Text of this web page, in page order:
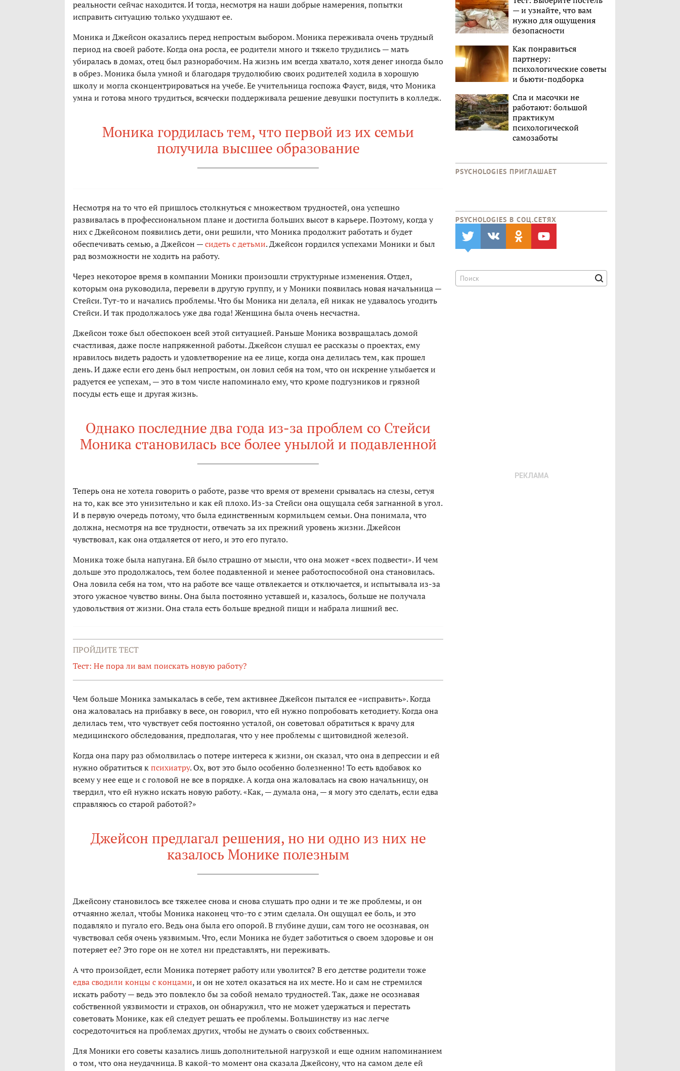
реальности сейчас находится. И тогда, несмотря на наши добрые намерения, попытки
исправить ситуацию только ухудшают ее.
Моника и Джейсон оказались перед непростым выбором. Моника переживала очень трудный
период на своей работе. Когда она росла, ее родители много и тяжело трудились — мать
убиралась в домах, отец был разнорабочим. На жизнь им всегда хватало, хотя денег иногда было
в обрез. Моника была умной и благодаря трудолюбию своих родителей ходила в хорошую
школу и могла сконцентрироваться на учебе. Ее учительница госпожа Фауст, видя, что Моника
умна и готова много трудиться, всячески поддерживала решение девушки поступить в колледж.
Моника гордилась тем, что первой из их семьи
получила высшее образование
Несмотря на то что ей пришлось столкнуться с множеством трудностей, она успешно
развивалась в профессиональном плане и достигла больших высот в карьере. Поэтому, когда у
них с Джейсоном появились дети, они решили, что Моника продолжит работать и будет
обеспечивать семью, а Джейсон —сидеть с детьми. Джейсон гордился успехами Моники и был
рад возможности не ходить на работу.
Через некоторое время в компании Моники произошли структурные изменения. Отдел,
которым она руководила, перевели в другую группу, и у Моники появилась новая начальница —
Стейси. Тут-то и начались проблемы. Что бы Моника ни делала, ей никак не удавалось угодить
Стейси. И так продолжалось уже два года! Женщина была очень несчастна.
Джейсон тоже был обеспокоен всей этой ситуацией. Раньше Моника возвращалась домой
счастливая, даже после напряженной работы. Джейсон слушал ее рассказы о проектах, ему
нравилось видеть радость и удовлетворение на ее лице, когда она делилась тем, как прошел
день. И даже если его день был непростым, он ловил себя на том, что он искренне улыбается и
радуется ее успехам, — это в том числе напоминало ему, что кроме подгузников и грязной
посуды есть еще и другая жизнь.
Однако последние два года из-за проблем со Стейси
Моника становилась все более унылой и подавленной
Теперь она не хотела говорить о работе, разве что время от времени срывалась на слезы, сетуя
на то, как все это унизительно и как ей плохо. Из-за Стейси она ощущала себя загнанной в угол.
И в первую очередь потому, что была единственным кормильцем семьи. Она понимала, что
должна, несмотря на все трудности, отвечать за их прежний уровень жизни. Джейсон
чувствовал, как она отдаляется от него, и это его пугало.
Моника тоже была напугана. Ей было страшно от мысли, что она может «всех подвести». И чем
дольше это продолжалось, тем более подавленной и менее работоспособной она становилась.
Она ловила себя на том, что на работе все чаще отвлекается и отключается, и испытывала из-за
этого ужасное чувство вины. Она была постоянно уставшей и, казалось, больше не получала
удовольствия от жизни. Она стала есть больше вредной пищи и набрала лишний вес.
ПРОЙДИТЕ ТЕСТ
Тест: Не пора ли вам поискать новую работу?
Чем больше Моника замыкалась в себе, тем активнее Джейсон пытался ее «исправить». Когда
она жаловалась на прибавку в весе, он говорил, что ей нужно попробовать кетодиету. Когда она
делилась тем, что чувствует себя постоянно усталой, он советовал обратиться к врачу для
медицинского обследования, предполагая, что у нее проблемы с щитовидной железой.
Когда она пару раз обмолвилась о потере интереса к жизни, он сказал, что она в депрессии и ей
нужно обратиться кпсихиатру. Ох, вот это было особенно болезненно! То есть вдобавок ко
всему у нее еще и с головой не все в порядке. А когда она жаловалась на свою начальницу, он
твердил, что ей нужно искать новую работу. «Как, — думала она, — я могу это сделать, если едва
справляюсь со старой работой?»
Джейсон предлагал решения, но ни одно из них не
казалось Монике полезным
Джейсону становилось все тяжелее снова и снова слушать про одни и те же проблемы, и он
отчаянно желал, чтобы Моника наконец что-то с этим сделала. Он ощущал ее боль, и это
подавляло и пугало его. Ведь она была его опорой. В глубине души, сам того не осознавая, он
чувствовал себя очень уязвимым. Что, если Моника не будет заботиться о своем здоровье и он
потеряет ее? Это горе он не хотел ни представлять, ни переживать.
А что произойдет, если Моника потеряет работу или уволится? В его детстве родители тоже
едва сводили концы с концами, и он не хотел оказаться на их месте. Но и сам не стремился
искать работу — ведь это повлекло бы за собой немало трудностей. Так, даже не осознавая
собственной уязвимости и страхов, он обнаружил, что не может удержаться и перестать
советовать Монике, как ей следует решать ее проблемы. Большинству из нас легче
сосредоточиться на проблемах других, чтобы не думать о своих собственных.
Для Моники его советы казались лишь дополнительной нагрузкой и еще одним напоминанием
о том, что она неудачница. В какой-то момент она сказала Джейсону, что на самом деле ей
— и узнайте, что вам
нужно для ощущения
безопасности
Как понравиться
партнеру:
психологические советы
и бьюти-подборка
Спа и масочки не
работают: большой
практикум
психологической
самозаботы
PSYCHOLOGIES ПРИГЛАШАЕТ
PSYCHOLOGIES В CОЦ.СЕТЯХ